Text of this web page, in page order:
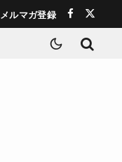
メルマガ登録